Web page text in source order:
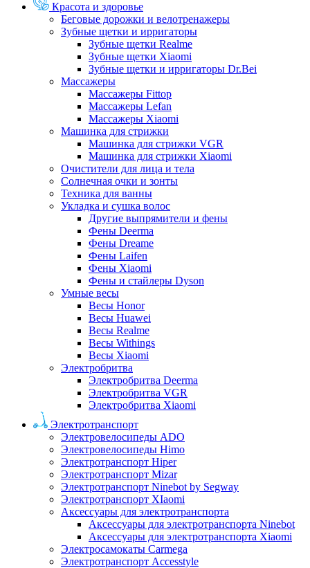
Красота и здоровье
Беговые дорожки и велотренажеры
Зубные щетки и ирригаторы
Зубные щетки Realme
Зубные щетки Xiaomi
Зубные щетки и ирригаторы Dr.Bei
Массажеры
Массажеры Fittop
Массажеры Lefan
Массажеры Xiaomi
Машинка для стрижки
Машинка для стрижки VGR
Машинка для стрижки Xiaomi
Очистители для лица и тела
Солнечная очки и зонты
Техника для ванны
Укладка и сушка волос
Другие выпрямители и фены
Фены Deerma
Фены Dreame
Фены Laifen
Фены Xiaomi
Фены и стайлеры Dyson
Умные весы
Весы Honor
Весы Huawei
Весы Realme
Весы Withings
Весы Xiaomi
Электробритва
Электробритва Deerma
Электробритва VGR
Электробритва Xiaomi
Электротранспорт
Электровелосипеды ADO
Электровелосипеды Himo
Электротранспорт Hiper
Электротранспорт Mizar
Электротранспорт Ninebot by Segway
Электротранспорт XIaomi
Аксессуары для электротранспорта
Аксессуары для электротранспорта Ninebot
Аксессуары для электротранспорта Xiaomi
Электросамокаты Carmega
Электротранспорт Accesstyle